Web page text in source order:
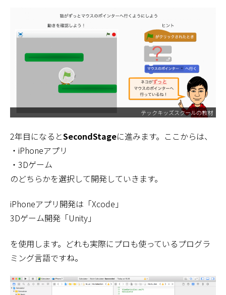
テックキッズスクールの教材
2年目になるとSecondStageに進みます。ここからは、
・iPhoneアプリ
・3Dゲーム
のどちらかを選択して開発していきます。
iPhoneアプリ開発は「Xcode」
3Dゲーム開発「Unity」
を使用します。どれも実際にプロも使っているプログラ
ミング言語ですね。